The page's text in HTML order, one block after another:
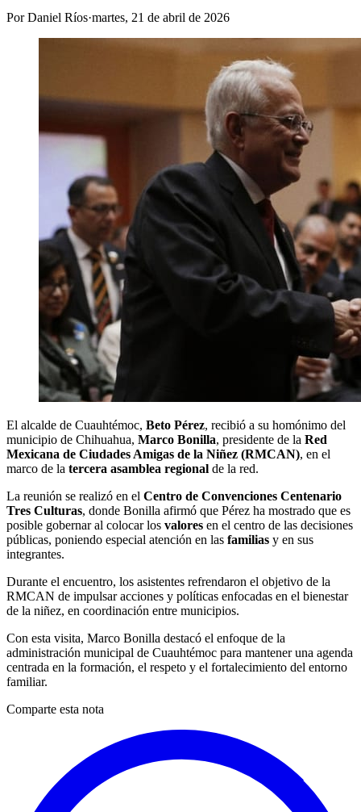
PorDaniel Ríos·martes, 21 de abril de 2026
El alcalde de Cuauhtémoc, Beto Pérez, recibió a su homónimo del
municipio de Chihuahua, Marco Bonilla, presidente de la Red
Mexicana de Ciudades Amigas de la Niñez (RMCAN), en el
marco de la tercera asamblea regional de la red.
La reunión se realizó en el Centro de Convenciones Centenario
Tres Culturas, donde Bonilla afirmó que Pérez ha mostrado que es
posible gobernar al colocar los valores en el centro de las decisiones
públicas, poniendo especial atención en las familias y en sus
integrantes.
Durante el encuentro, los asistentes refrendaron el objetivo de la
RMCAN de impulsar acciones y políticas enfocadas en el bienestar
de la niñez, en coordinación entre municipios.
Con esta visita, Marco Bonilla destacó el enfoque de la
administración municipal de Cuauhtémoc para mantener una agenda
centrada en la formación, el respeto y el fortalecimiento del entorno
familiar.
Comparte esta nota